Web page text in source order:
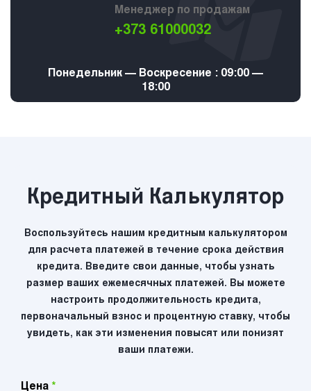
Менеджер по продажам
+373 61000032
Понедельник — Воскресение : 09:00 —
18:00
Кредитный Калькулятор
Воспользуйтесь нашим кредитным калькулятором
для расчета платежей в течение срока действия
кредита. Введите свои данные, чтобы узнать
размер ваших ежемесячных платежей. Вы можете
настроить продолжительность кредита,
первоначальный взнос и процентную ставку, чтобы
увидеть, как эти изменения повысят или понизят
ваши платежи.
Цена *